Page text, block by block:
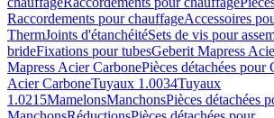
Raccordements pour chauffageAccessoires
ThermJoints d'étanchéitéSets de vis pour
brideFixations pour tubesGeberit Mapress
Mapress Acier CarbonePièces détachées pour
Acier CarboneTuyaux 1.0034Tuyaux
1.0215MamelonsManchonsPièces détachées